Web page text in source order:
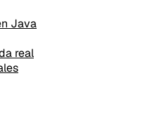
Java
real